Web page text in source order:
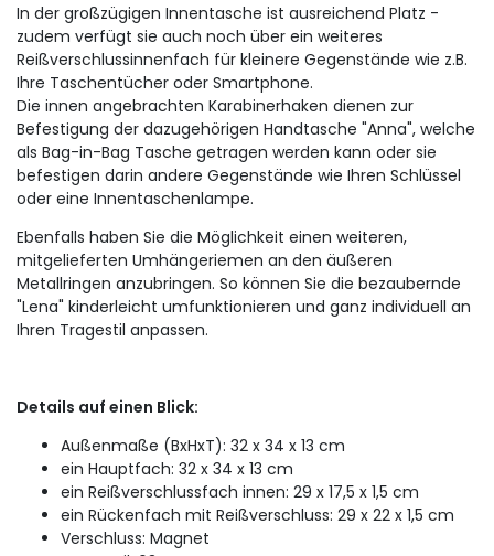
In der großzügigen Innentasche ist ausreichend Platz -
zudem verfügt sie auch noch über ein weiteres
Reißverschlussinnenfach für kleinere Gegenstände wie z.B.
Ihre Taschentücher oder Smartphone.
Die innen angebrachten Karabinerhaken dienen zur
Befestigung der dazugehörigen Handtasche "Anna", welche
als Bag-in-Bag Tasche getragen werden kann oder sie
befestigen darin andere Gegenstände wie Ihren Schlüssel
oder eine Innentaschenlampe.
Ebenfalls haben Sie die Möglichkeit einen weiteren,
mitgelieferten Umhängeriemen an den äußeren
Metallringen anzubringen. So können Sie die bezaubernde
"Lena" kinderleicht umfunktionieren und ganz individuell an
Ihren Tragestil anpassen.
Details auf einen Blick:
Außenmaße (BxHxT): 32 x 34 x 13 cm
ein Hauptfach: 32 x 34 x 13 cm
ein Reißverschlussfach innen: 29 x 17,5 x 1,5 cm
ein Rückenfach mit Reißverschluss: 29 x 22 x 1,5 cm
Verschluss: Magnet